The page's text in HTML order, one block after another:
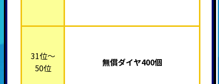
31位～
50位
無償ダイヤ400個